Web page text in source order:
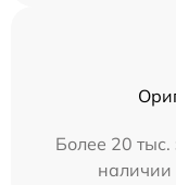
Более 20 тыс.
наличии